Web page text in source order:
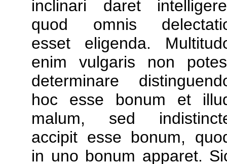
inclinari daret
quod omnis
esset eligenda.
enim vulgaris non
determinare
hoc esse bonum et
malum, sed
accipit esse bonum,
in uno bonum apparet.